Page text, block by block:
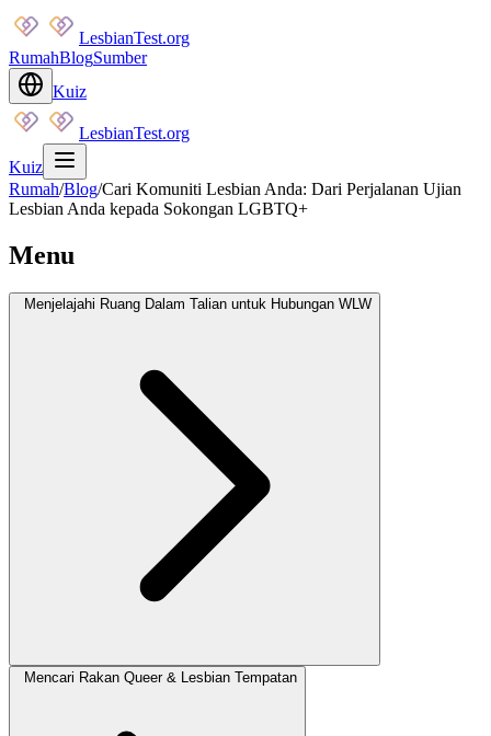
LesbianTest.org
RumahBlogSumber
Kuiz
LesbianTest.org
Kuiz
Rumah/Blog/Cari Komuniti Lesbian Anda: Dari Perjalanan Ujian
Lesbian Anda kepada Sokongan LGBTQ+
Menu
Menjelajahi Ruang Dalam Talian untuk Hubungan WLW
Mencari Rakan Queer & Lesbian Tempatan